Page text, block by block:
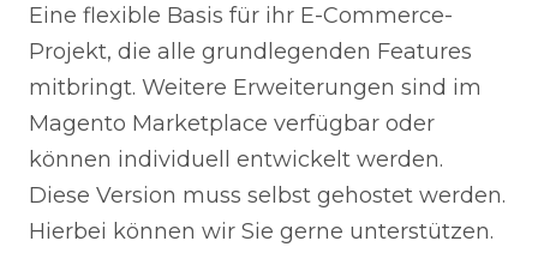
Eine flexible Basis für ihr E-Commerce-
Projekt, die alle grundlegenden Features
mitbringt. Weitere Erweiterungen sind im
Magento Marketplace verfügbar oder
können individuell entwickelt werden.
Diese Version muss selbst gehostet werden.
Hierbei können wir Sie gerne unterstützen.